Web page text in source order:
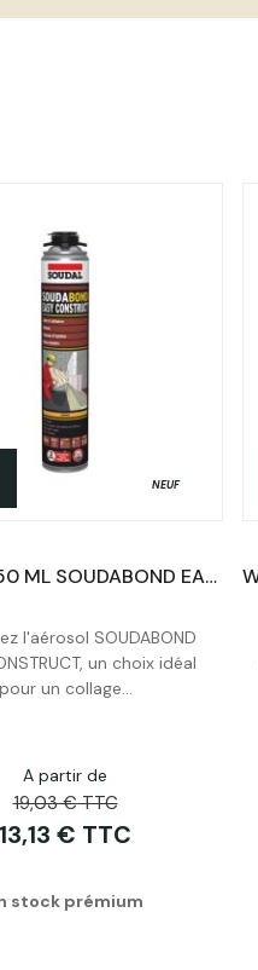
Acheter
NEUF
Aérosol 750 ML SOUDABOND EASY CONSTRUCT [GUN VIS] SOUDAL
l'aérosol SOUDABOND
un choix idéal
pour un collage...
A partir de
19,03 € TTC
13,13 € TTC
stock prémium